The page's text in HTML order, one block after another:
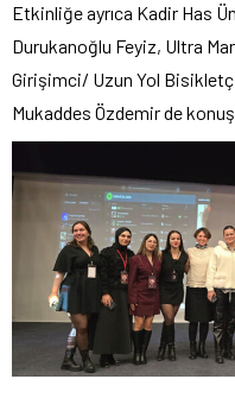
Etkinliğe ayrıca Kadir Has
Durukanoğlu Feyiz, Ultra
Girişimci/ Uzun Yol
Mukaddes Özdemir de